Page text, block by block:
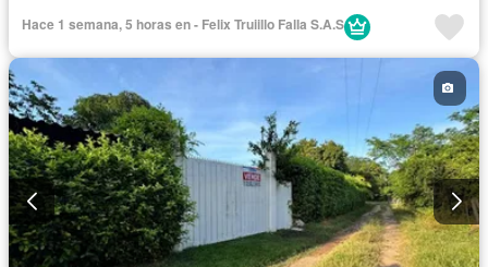
Hace 1 semana, 5 horas en - Felix Truiillo Falla S.A.S